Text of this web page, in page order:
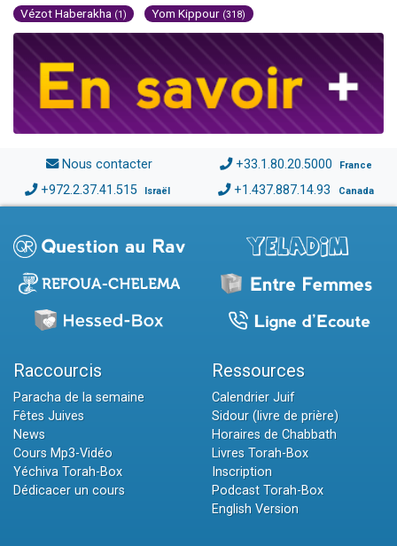
Vézot Haberakha (1) Yom Kippour (318)
Nous contacter +33.1.80.20.5000 France
+972.2.37.41.515 Israël +1.437.887.14.93 Canada
Raccourcis
Paracha de la semaine
Fêtes Juives
News
Cours Mp3-Vidéo
Yéchiva Torah-Box
Dédicacer un cours
Ressources
Calendrier Juif
Sidour (livre de prière)
Horaires de Chabbath
Livres Torah-Box
Inscription
Podcast Torah-Box
English Version